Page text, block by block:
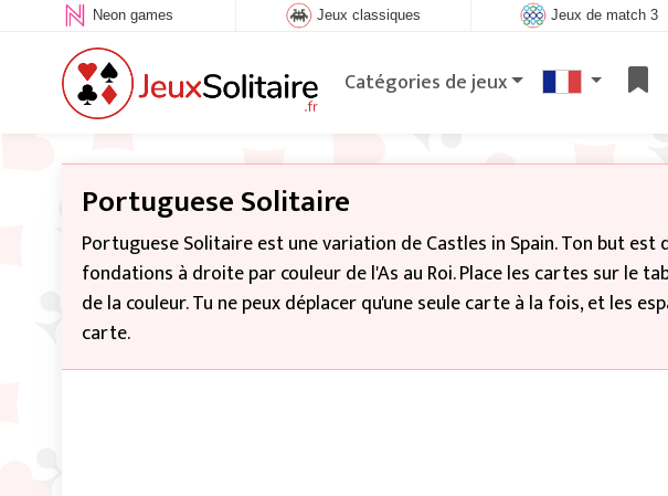
Neon games Jeux classiques Jeux de match 3
Catégories de jeux
Portuguese Solitaire
Portuguese Solitaire est une variation de Castles in Spain. Ton but
fondations à droite par couleur de l'As au Roi. Place les cartes sur le
de la couleur. Tu ne peux déplacer qu'une seule carte à la fois, et les
carte.